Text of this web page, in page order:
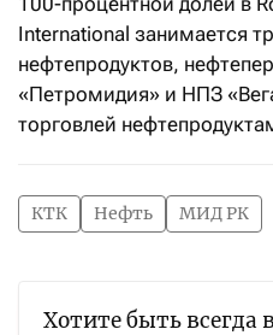
International занимается
нефтепродуктов,
«Петромидия» и НПЗ
торговлей
КТК Нефть МИД РК
Хотите быть всегда в